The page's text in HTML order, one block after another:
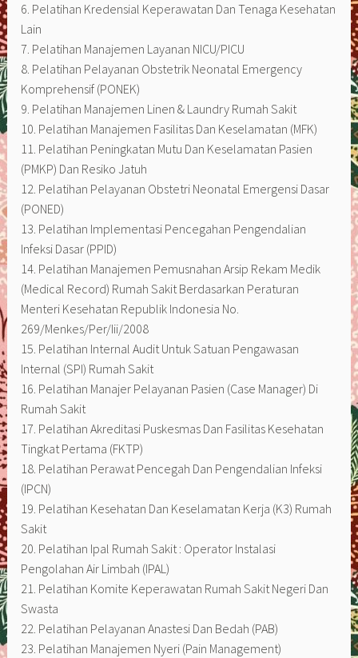
6. Pelatihan Kredensial Keperawatan Dan Tenaga Kesehatan
Lain
7. Pelatihan Manajemen Layanan NICU/PICU
8. Pelatihan Pelayanan Obstetrik Neonatal Emergency
Komprehensif (PONEK)
9. Pelatihan Manajemen Linen & Laundry Rumah Sakit
10. Pelatihan Manajemen Fasilitas Dan Keselamatan (MFK)
11. Pelatihan Peningkatan Mutu Dan Keselamatan Pasien
(PMKP) Dan Resiko Jatuh
12. Pelatihan Pelayanan Obstetri Neonatal Emergensi Dasar
(PONED)
13. Pelatihan Implementasi Pencegahan Pengendalian
Infeksi Dasar (PPID)
14. Pelatihan Manajemen Pemusnahan Arsip Rekam Medik
(Medical Record) Rumah Sakit Berdasarkan Peraturan
Menteri Kesehatan Republik Indonesia No.
269/Menkes/Per/Iii/2008
15. Pelatihan Internal Audit Untuk Satuan Pengawasan
Internal (SPI) Rumah Sakit
16. Pelatihan Manajer Pelayanan Pasien (Case Manager) Di
Rumah Sakit
17. Pelatihan Akreditasi Puskesmas Dan Fasilitas Kesehatan
Tingkat Pertama (FKTP)
18. Pelatihan Perawat Pencegah Dan Pengendalian Infeksi
(IPCN)
19. Pelatihan Kesehatan Dan Keselamatan Kerja (K3) Rumah
Sakit
20. Pelatihan Ipal Rumah Sakit : Operator Instalasi
Pengolahan Air Limbah (IPAL)
21. Pelatihan Komite Keperawatan Rumah Sakit Negeri Dan
Swasta
22. Pelatihan Pelayanan Anastesi Dan Bedah (PAB)
23. Pelatihan Manajemen Nyeri (Pain Management)